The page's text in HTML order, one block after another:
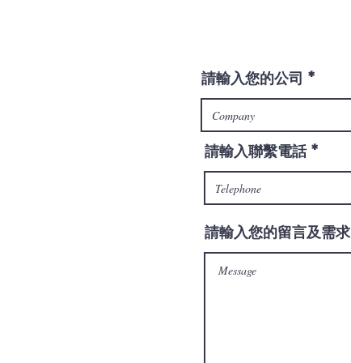
請輸入您的公司
請輸入聯繫電話
請輸入您的留言及需求